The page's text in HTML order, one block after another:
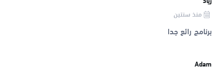
منذ سنتين
برنامج رائع جدا
Adam